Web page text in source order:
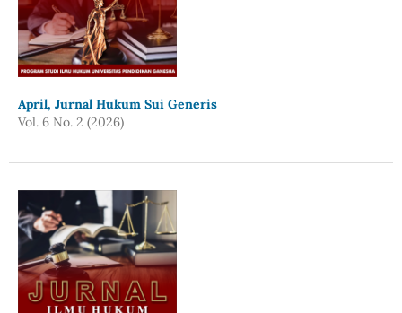
April, Jurnal Hukum Sui Generis
Vol. 6 No. 2 (2026)